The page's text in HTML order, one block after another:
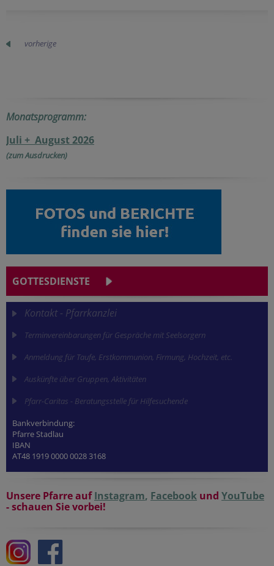
vorherige
Monatsprogramm:
Juli + August 2026
(zum Ausdrucken)
GOTTESDIENSTE
Kontakt - Pfarrkanzlei
Terminvereinbarungen für Gespräche mit Seelsorgern
Anmeldung für Taufe, Erstkommunion, Firmung, Hochzeit, etc.
Auskünfte über Gruppen, Aktivitäten
Pfarr-Caritas - Beratungsstelle für Hilfesuchende
Bankverbindung:
Pfarre Stadlau
IBAN
AT48 1919 0000 0028 3168
Unsere Pfarre auf Instagram, Facebook und YouTube
- schauen Sie vorbei!